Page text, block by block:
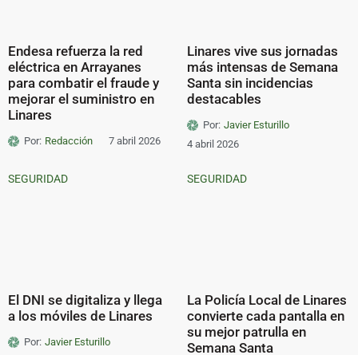
Endesa refuerza la red
eléctrica en Arrayanes
para combatir el fraude y
mejorar el suministro en
Linares
Por: Redacción 7 abril 2026
Linares vive sus jornadas
más intensas de Semana
Santa sin incidencias
destacables
Por: Javier Esturillo
4 abril 2026
SEGURIDAD
El DNI se digitaliza y llega
a los móviles de Linares
Por: Javier Esturillo
SEGURIDAD
La Policía Local de Linares
convierte cada pantalla en
su mejor patrulla en
Semana Santa